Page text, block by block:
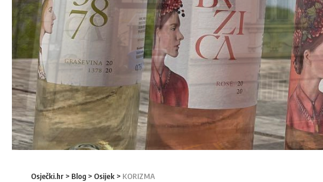
Osječki.hr > Blog > Osijek > KORIZMA